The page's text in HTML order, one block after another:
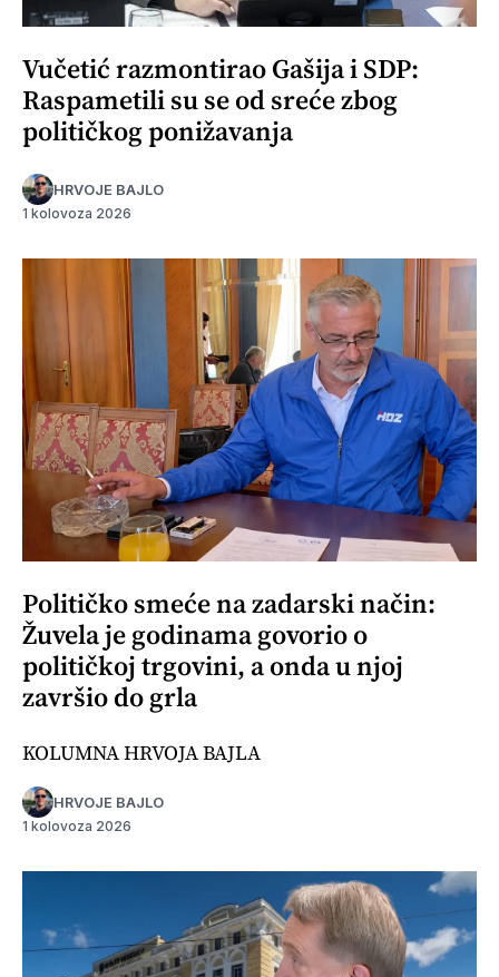
Vučetić razmontirao Gašija i SDP:
Raspametili su se od sreće zbog
političkog ponižavanja
HRVOJE BAJLO
1 kolovoza 2026
Političko smeće na zadarski način:
Žuvela je godinama govorio o
političkoj trgovini, a onda u njoj
završio do grla
KOLUMNA HRVOJA BAJLA
HRVOJE BAJLO
1 kolovoza 2026